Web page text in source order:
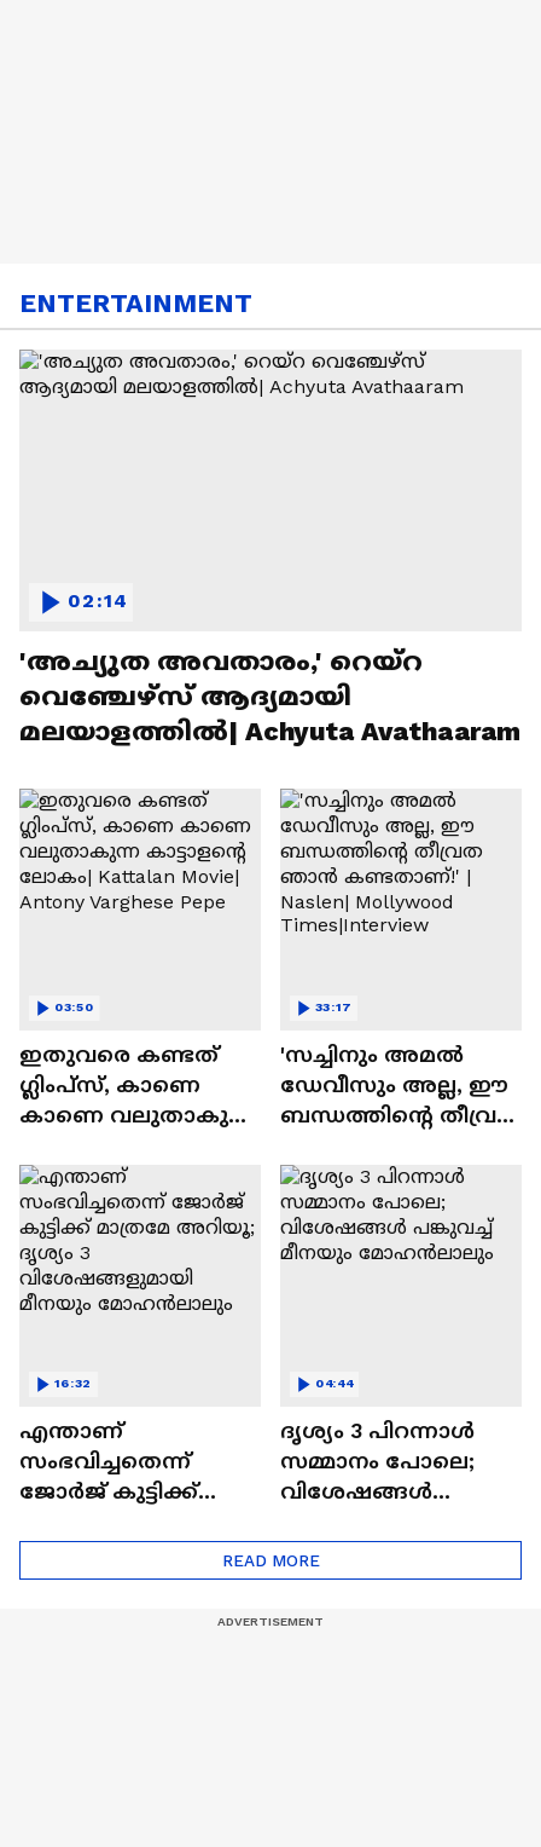
ENTERTAINMENT
'അച്യുത അവതാരം,' റെയ്റ
വെഞ്ചേഴ്‌സ് ആദ്യമായി
മലയാളത്തിൽ| Achyuta Avathaaram
02:14
ഇതുവരെ കണ്ടത്
ഗ്ലിംപ്സ്, കാണെ
കാണെ വലുതാകുന്ന
Kattalan Movie|
Antony Varghese Pepe
03:50
'സച്ചിനും അമൽ
ഡേവീസും അല്ല, ഈ
ബന്ധത്തിൻ്റെ തീവ്രത
Naslen| Mollywood
Times|Interview
33:17
എന്താണ്
സംഭവിച്ചതെന്ന്
ജോർജ് കുട്ടിക്ക്
വിശേഷങ്ങളുമായി
16:32
ദൃശ്യം 3 പിറന്നാൾ
സമ്മാനം പോലെ;
വിശേഷങ്ങൾ
മോഹൻലാലും
04:44
READ MORE